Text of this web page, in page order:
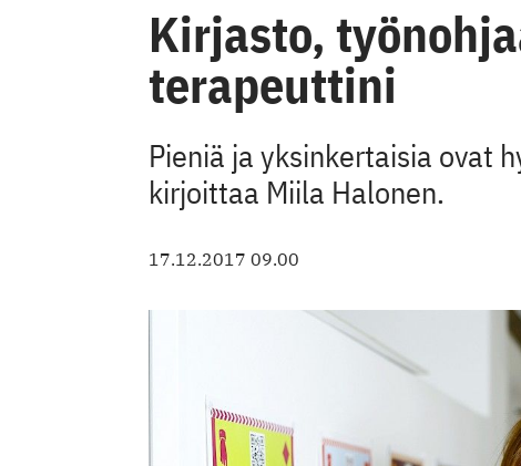
Kirjasto,
terapeuttini
Pieniä ja yksinkertaisia ovat
kirjoittaa Miila Halonen.
17.12.2017 09.00